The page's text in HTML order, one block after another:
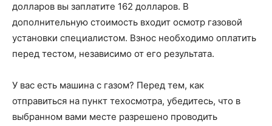
долларов вы заплатите 162 долларов. В
дополнительную стоимость входит осмотр газовой
установки специалистом. Взнос необходимо оплатить
перед тестом, независимо от его результата.
У вас есть машина с газом? Перед тем, как
отправиться на пункт техосмотра, убедитесь, что в
выбранном вами месте разрешено проводить